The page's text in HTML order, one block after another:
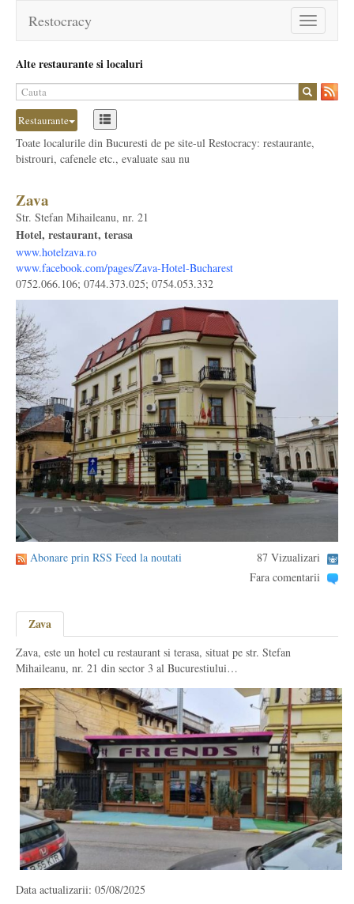
Toggle
navigation
Restocracy
Alte restaurante si localuri
Restaurante
Toate localurile din Bucuresti de pe site-ul Restocracy: restaurante,
bistrouri, cafenele etc., evaluate sau nu
Zava
Str. Stefan Mihaileanu, nr. 21
Hotel, restaurant, terasa
www.hotelzava.ro
www.facebook.com/pages/Zava-Hotel-Bucharest
0752.066.106; 0744.373.025; 0754.053.332
Abonare prin RSS Feed la noutati
87 Vizualizari
Fara comentarii
Zava
Zava, este un hotel cu restaurant si terasa, situat pe str. Stefan
Mihaileanu, nr. 21 din sector 3 al Bucurestiului…
Data actualizarii: 05/08/2025